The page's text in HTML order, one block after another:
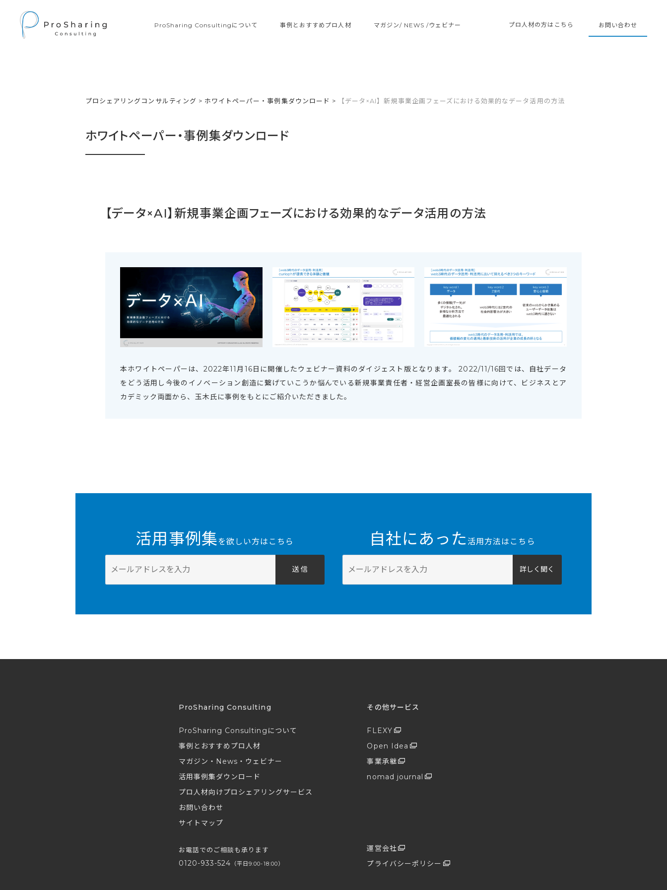
ProSharing Consultingについて 事例とおすすめプロ人材 マガジン/ NEWS /ウェビナー プロ人材の方はこちら お問い合わせ
プロシェアリングコンサルティング > ホワイトペーパー・事例集ダウンロード > 【データ×AI】新規事業企画フェーズにおける効果的なデータ活用の方法
ホワイトペーパー・事例集ダウンロード
【データ×AI】新規事業企画フェーズにおける効果的なデータ活用の方法
本ホワイトペーパーは、2022年11月16日に開催したウェビナー資料のダイジェスト版となります。 2022/11/16回では、自社データ
をどう活用し今後のイノベーション創造に繋げていこうか悩んでいる新規事業責任者・経営企画室長の皆様に向けて、ビジネスとア
カデミック両面から、玉木氏に事例をもとにご紹介いただきました。
活用事例集を欲しい方はこちら
送 信
自社にあった 活用方法はこちら
詳しく聞く
ProSharing Consulting
ProSharing Consultingについて
事例とおすすめプロ人材
マガジン・News・ウェビナー
活用事例集ダウンロード
プロ人材向けプロシェアリングサービス
お問い合わせ
サイトマップ
その他サービス
FLEXY
Open Idea
事業承継
nomad journal
お電話でのご相談も承ります
0120-933-524 （平日9:00-18:00）
運営会社
プライバシーポリシー